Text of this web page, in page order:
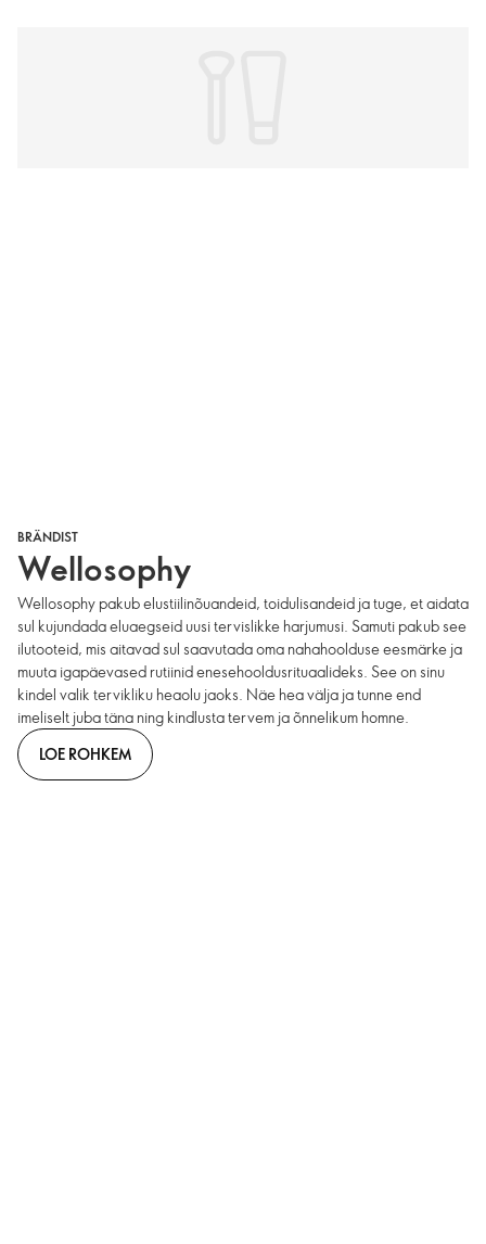
BRÄNDIST
Wellosophy
Wellosophy pakub elustiilinõuandeid, toidulisandeid ja tuge, et aidata
sul kujundada eluaegseid uusi tervislikke harjumusi. Samuti pakub see
ilutooteid, mis aitavad sul saavutada oma nahahoolduse eesmärke ja
muuta igapäevased rutiinid enesehooldusrituaalideks. See on sinu
kindel valik tervikliku heaolu jaoks. Näe hea välja ja tunne end
imeliselt juba täna ning kindlusta tervem ja õnnelikum homne.
LOE ROHKEM